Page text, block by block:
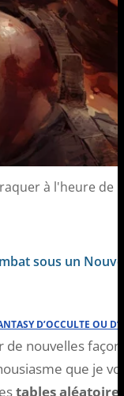
à l'heure de
sous un
D’OCCULTE OU
nouvelles
que je
tables